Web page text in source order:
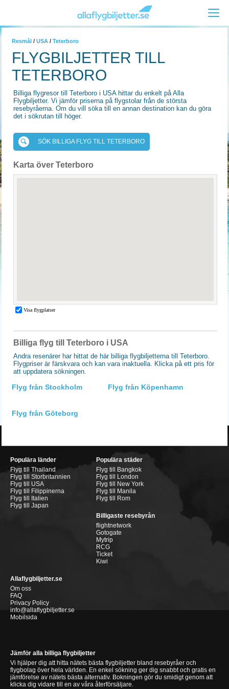
Resmål / USA / Teterboro
FLYGBILJETTER TILL
TETERBORO
Billiga flygresor till Teterboro i USA hittar du enkelt på Alla
Flygbiljetter. Vi jämför priserna på flygstolar från de största
resebyråerna. Om du vill söka till en annan destination kan du göra
det i sökrutan till höger.
SÖK BILLIGA FLYG TILL TETERBORO
Karta över Teterboro
Billiga flyg till Teterboro i USA
Andra resenärer har hittat de här billiga flygbiljetterna till Teterboro.
Flygpriser är färskvara och kan vara inaktuella. Klicka på ett pris för
att uppdatera sökningen.
Flyg från Stockholm Flyg från Köpenhamn
Flyg från Göteborg
Populära länder
Flyg till Thailand
Flyg till Storbritannien
Flyg till USA
Flyg till Filippinerna
Flyg till Italien
Flyg till Japan
Populära städer
Flyg till Bangkok
Flyg till London
Flyg till New York
Flyg till Manila
Flyg till Rom
Billigaste resebyrån
flightnetwork
Gotogate
Mytrip
RCG
Ticket
Kiwi
Allaflygbiljetter.se
Om oss
FAQ
Privacy Policy
info@allaflygbiljetter.se
Mobilsida
Jämför alla billiga flygbiljetter
Vi hjälper dig att hitta nätets bästa flygbiljetter bland resebyråer och
flygbolag över hela världen. En enkel sökning ger dig snabbt och gratis en
jämförelse av nätets bästa alternativ. Bokningen gör du smidigt genom att
klicka dig vidare till en av våra återförsäljare.